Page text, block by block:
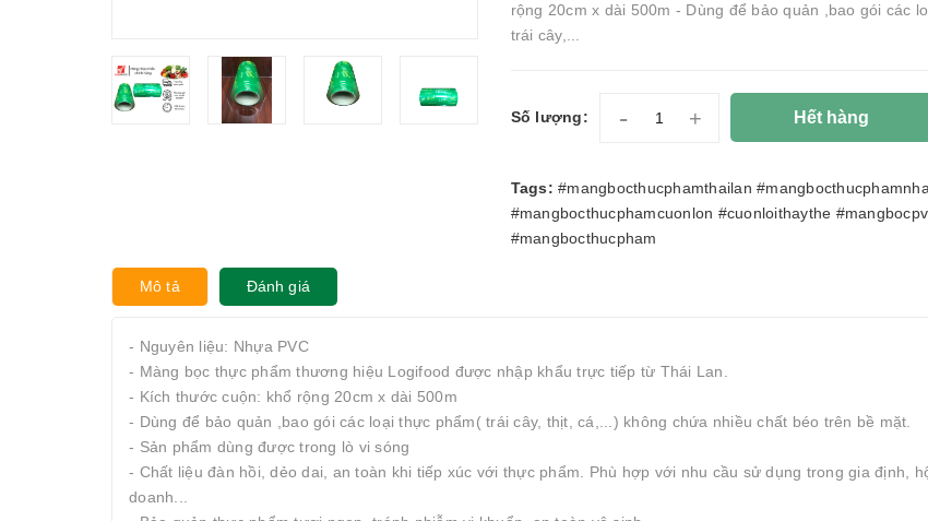
rộng 20cm x dài 500m - Dùng để bảo quản ,bao gói các
trái cây,...
Số lượng: - + Hết hàng
Tags:#mangbocthucphamthailan
#mangbocthucphamcuonlon #cuonloithaythe
#mangbocthucpham
Mô tả Đánh giá
- Nguyên liệu: Nhựa PVC
- Màng bọc thực phẩm thương hiệu Logifood được nhập khẩu trực tiếp từ Thái Lan.
- Kích thước cuộn: khổ rộng 20cm x dài 500m
- Dùng để bảo quản ,bao gói các loại thực phẩm( trái cây, thịt, cá,...) không chứa nhiều chất béo trên bề mặt.
- Sản phẩm dùng được trong lò vi sóng
- Chất liệu đàn hồi, dẻo dai, an toàn khi tiếp xúc với thực phẩm. Phù hợp với nhu cầu sử dụng trong gia định,
doanh...